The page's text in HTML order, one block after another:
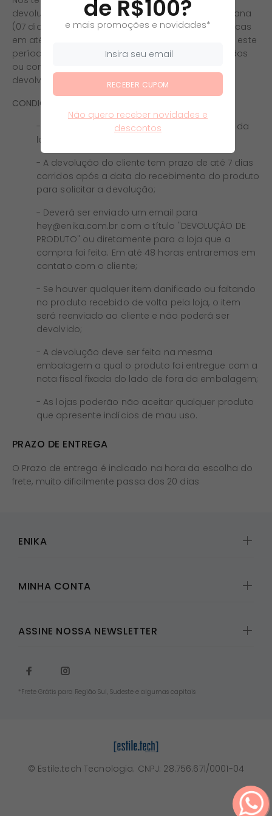
devolução por qualquer motivo em até uma semana
(07 dias) após o recebimento do seu pedido e trocas
em até um mês (30 dias). Solicitações feitas após este
período não serão aceitas. Produtos personalizados
ou com ajustes não poderão ser trocados ou
devolvidos.
CONDIÇÕES GERAIS PARA DEVOLUÇÃO
- O custo de frete da devolução é por conta da
loja;
- A devolução do cliente tem prazo de até 7 dias
corridos após a data do recebimento do produto
para solicitar a devolução;
- Deverá ser enviado um email para
hey@enika.com.br com o título "DEVOLUÇÃO DE
PRODUTO" ou diretamente para a loja que a
compra foi feita. Em até 48 horas entraremos em
contato com o cliente;
- Se houver qualquer item danificado ou faltando
no produto recebido de volta pela loja, o item
será reenviado ao cliente e não poderá ser
devolvido;
- A devolução deve ser feita na mesma
embalagem a qual o produto foi entregue com a
nota fiscal fixada do lado de fora da embalagem;
- As lojas poderão não aceitar qualquer produto
que apresente indícios de mau uso.
PRAZO DE ENTREGA
O Prazo de entrega é indicado na hora da escolha do
frete, muito dificilmente passa dos 20 dias
ENIKA
MINHA CONTA
ASSINE NOSSA NEWSLETTER
*Frete Grátis para Região Sul, Sudeste e algumas capitais
© Estile.tech Tecnologia. CNPJ: 28.756.671/0001-04
de R$100?
e mais promoções e novidades*
RECEBER CUPOM
Não quero receber novidades e
descontos